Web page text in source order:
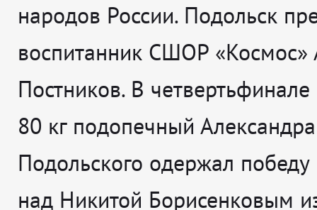
народов России. Подольск
воспитанник СШОР «Космос»
Постников. В
80 кг подопечный Александра
Подольского одержал
над Никитой Борисенковым